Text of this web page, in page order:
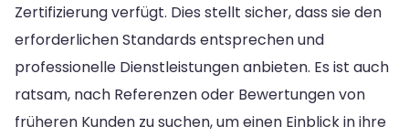
Zertifizierung verfügt. Dies stellt sicher, dass sie den
erforderlichen Standards entsprechen und
professionelle Dienstleistungen anbieten. Es ist auch
ratsam, nach Referenzen oder Bewertungen von
früheren Kunden zu suchen, um einen Einblick in ihre